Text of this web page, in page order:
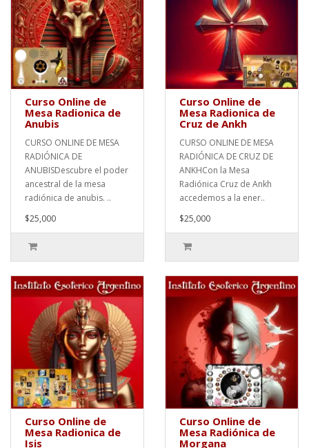
Curso Online de
Mesa Radionica de
Anubis
CURSO ONLINE DE MESA
RADIÓNICA DE
ANUBISDescubre el poder
ancestral de la mesa
radiónica de anubis. ..
$25,000
Curso Online de
Mesa Radionica de
Cruz de Ankh
CURSO ONLINE DE MESA
RADIÓNICA DE CRUZ DE
ANKHCon la Mesa
Radiónica Cruz de Ankh
accedemos a la ener..
$25,000
Curso Online de
Mesa Radionica de
Isis
Curso Online de
Mesa Radiónica de
Morgana